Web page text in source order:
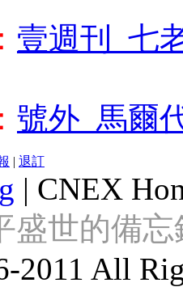
壹週刊_七
號外_馬爾
| 退訂
| CNEX
世的備忘
2011 All